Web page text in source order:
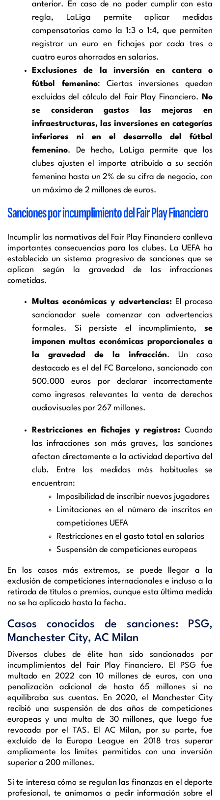
anterior. En caso de no poder cumplir con esta
regla, LaLiga permite aplicar medidas
compensatorias como la 1:3 o 1:4, que permiten
registrar un euro en fichajes por cada tres o
cuatro euros ahorrados en salarios.
Exclusiones de la inversión en cantera o
fútbol femenino: Ciertas inversiones quedan
excluidas del cálculo del Fair Play Financiero.
No
se consideran gastos las mejoras en
infraestructuras, las inversiones en categorías
inferiores ni en el desarrollo del fútbol
femenino. De hecho, LaLiga permite que los
clubes ajusten el importe atribuido a su sección
femenina hasta un 2% de su cifra de negocio, con
un máximo de 2 millones de euros.
Sanciones por incumplimiento del Fair Play Financiero
Incumplir las normativas del Fair Play Financiero conlleva
importantes consecuencias para los clubes. La UEFA ha
establecido un sistema progresivo de sanciones que se
aplican según la gravedad de las infracciones
cometidas.
Multas económicas y advertencias: El proceso
sancionador suele comenzar con advertencias
formales. Si persiste el incumplimiento, se
imponen multas económicas proporcionales a
la gravedad de la infracción. Un caso
destacado es el del FC Barcelona, sancionado con
500.000 euros por declarar incorrectamente
como ingresos relevantes la venta de derechos
audiovisuales por 267 millones.
Restricciones en fichajes y registros: Cuando
las infracciones son más graves, las sanciones
afectan directamente a la actividad deportiva del
club. Entre las medidas más habituales se
encuentran:
Imposibilidad de inscribir nuevos jugadores
Limitaciones en el número de inscritos en
competiciones UEFA
Restricciones en el gasto total en salarios
Suspensión de competiciones europeas
En los casos más extremos, se puede llegar a la
exclusión de competiciones internacionales e incluso a la
retirada de títulos o premios, aunque esta última medida
no se ha aplicado hasta la fecha.
Casos conocidos de sanciones: PSG,
Manchester City, AC Milan
Diversos clubes de élite han sido sancionados por
incumplimientos del Fair Play Financiero. El PSG fue
multado en 2022 con 10 millones de euros, con una
penalización adicional de hasta 65 millones si no
equilibraba sus cuentas. En 2020, el Manchester City
recibió una suspensión de dos años de competiciones
europeas y una multa de 30 millones, que luego fue
revocada por el TAS. El AC Milan, por su parte, fue
excluido de la Europa League en 2018 tras superar
ampliamente los límites permitidos con una inversión
superior a 200 millones.
Si te interesa cómo se regulan las finanzas en el deporte
profesional, te animamos a pedir información sobre el